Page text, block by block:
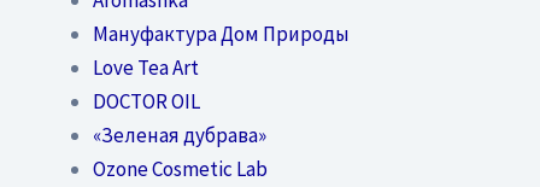
Мануфактура Дом Природы
Love Tea Art
DOCTOR OIL
«Зеленая дубрава»
Ozone Cosmetic Lab